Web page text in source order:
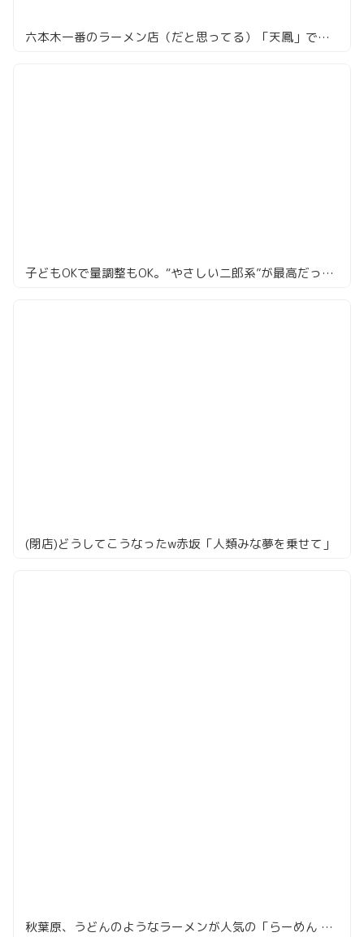
六本木一番のラーメン店（だと思ってる）「天鳳」で味噌ラーメンを頼んでみた
子どもOKで量調整もOK。“やさしい二郎系”が最高だった件
(閉店)どうしてこうなったw赤坂「人類みな夢を乗せて」
秋葉原、うどんのようなラーメンが人気の「らーめん 紬麦」